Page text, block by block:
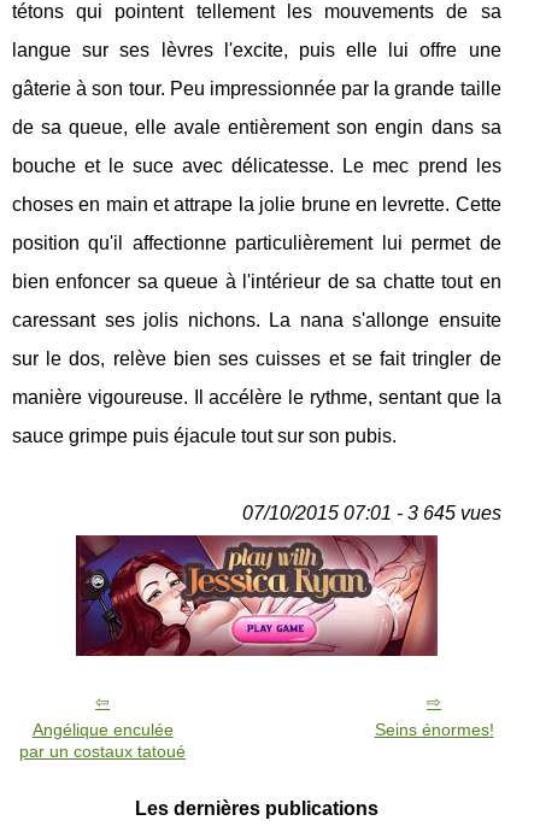
tétons qui pointent tellement les mouvements de sa
langue sur ses lèvres l'excite, puis elle lui offre une
gâterie à son tour. Peu impressionnée par la grande taille
de sa queue, elle avale entièrement son engin dans sa
bouche et le suce avec délicatesse. Le mec prend les
choses en main et attrape la jolie brune en levrette. Cette
position qu'il affectionne particulièrement lui permet de
bien enfoncer sa queue à l'intérieur de sa chatte tout en
caressant ses jolis nichons. La nana s'allonge ensuite
sur le dos, relève bien ses cuisses et se fait tringler de
manière vigoureuse. Il accélère le rythme, sentant que la
sauce grimpe puis éjacule tout sur son pubis.
07/10/2015 07:01 - 3 645 vues
Angélique enculée
par un costaux tatoué
Seins énormes!
Les dernières publications